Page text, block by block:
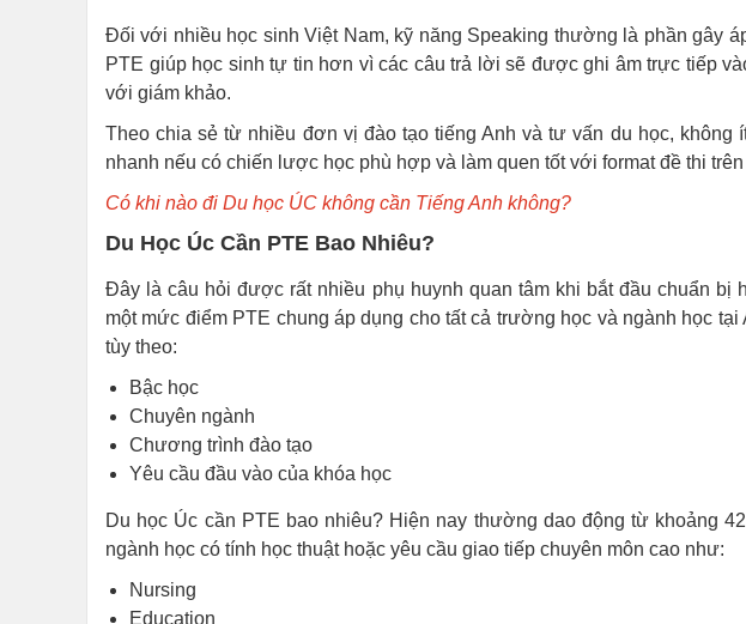
Đối với nhiều học sinh Việt Nam, kỹ năng Speaking thường là phần gây
PTE giúp học sinh tự tin hơn vì các câu trả lời sẽ được ghi âm trực tiếp
với giám khảo.
Theo chia sẻ từ nhiều đơn vị đào tạo tiếng Anh và tư vấn du học, không
nhanh nếu có chiến lược học phù hợp và làm quen tốt với format đề thi trên
Có khi nào đi Du học ÚC không cần Tiếng Anh không?
Du Học Úc Cần PTE Bao Nhiêu?
Đây là câu hỏi được rất nhiều phụ huynh quan tâm khi bắt đầu chuẩn bị
một mức điểm PTE chung áp dụng cho tất cả trường học và ngành học
tùy theo:
Bậc học
Chuyên ngành
Chương trình đào tạo
Yêu cầu đầu vào của khóa học
Du học Úc cần PTE bao nhiêu? Hiện nay thường dao động từ khoảng
ngành học có tính học thuật hoặc yêu cầu giao tiếp chuyên môn cao như:
Nursing
Education